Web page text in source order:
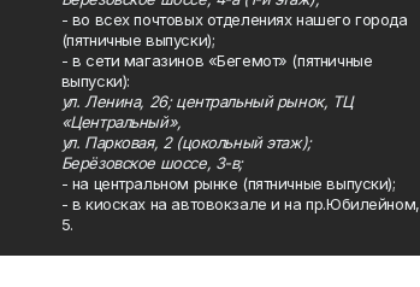
- во всех почтовых отделениях нашего города
(пятничные выпуски);
- в сети магазинов «Бегемот» (пятничные
выпуски):
ул. Ленина, 26; центральный рынок, ТЦ
«Центральный»,
ул. Парковая, 2 (цокольный этаж);
Берёзовское шоссе, 3-в;
- на центральном рынке (пятничные выпуски);
- в киосках на автовокзале и на пр.Юбилейном,
5.